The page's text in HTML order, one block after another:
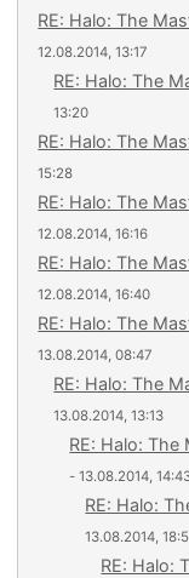
RE: Halo: The
12.08.2014, 13:17
RE: Halo: The
13:20
RE: Halo: The
15:28
RE: Halo: The
12.08.2014, 16:16
RE: Halo: The
12.08.2014, 16:40
RE: Halo: The
13.08.2014, 08:47
RE: Halo: The
13.08.2014, 13:13
RE: Halo: The
- 13.08.2014,
RE: Halo:
13.08.2014,
RE: Halo: